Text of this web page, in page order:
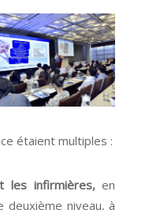
étaient multiples :
les infirmières,en
deuxième niveau, à